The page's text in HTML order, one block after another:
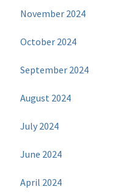
November 2024
October 2024
September 2024
August 2024
July 2024
June 2024
April 2024